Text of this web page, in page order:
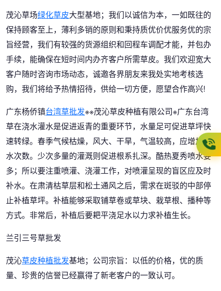
茂沁草场绿化草皮大型基地；我们以诚信为本，一如既往的
保持顾客至上，薄利多销的原则和秉持质优价优服务优的宗
旨经营，我们有较强的货源组织和回程车调配才能，并包办
手续，能确保在短时间内办齐客户所需草皮。我们欢迎宽大
客户随时咨询市场动态，诚邀各界朋友来我处实地考核选
购，我们将给予热情招待，供给一切方便，愿望合作高兴!
广东杨侨镇台湾草批发※※茂沁草皮种植有限公司※广东台湾
草在浇水灌水是促进返青的重要环节，水量足可促进草坪快
速转绿。春季气候枯燥，风大、干旱，气温较高，应增加灌
水次数。少次多量的灌溉则促进根系扎深。酷热夏秀喷水要
多；所以要注重喷灌、浇灌工作，对喷灌呈现的盲区应及时
补水。在肃清枯草层和松土通风之后，需求在斑驳的中部停
止补植草坪。补植能够采取铺草卷或草块、栽草根、播种等
方式。非常后，补植后要耙平浇足水以力求补植生长。
兰引三号草批发
茂沁草皮种植批发基地；公司宗旨：以低的价格，优的质
量、珍贵的信誉已经赢得了新老客户的一致认可。